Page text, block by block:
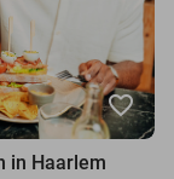
favorite_border
in Haarlem